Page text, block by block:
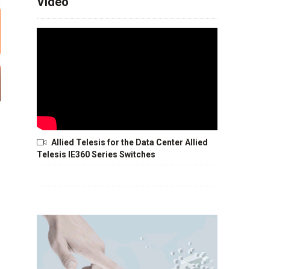
Allied Telesis for the Data Center Allied
Telesis IE360 Series Switches